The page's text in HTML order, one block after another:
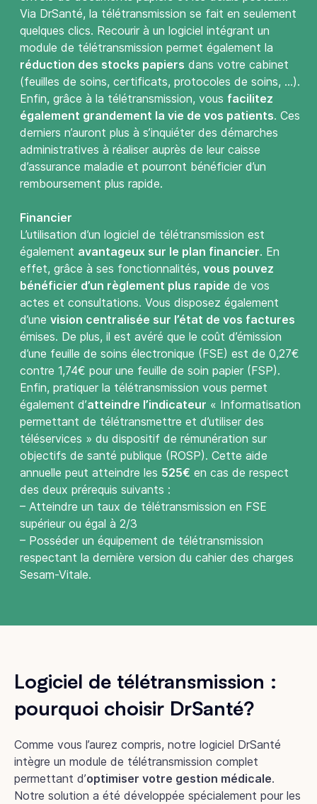
Via DrSanté, la télétransmission se fait en seulement
quelques clics. Recourir à un logiciel intégrant un
module de télétransmission permet également la
réduction des stocks papiers dans votre cabinet
(feuilles de soins, certificats, protocoles de soins, …).
Enfin, grâce à la télétransmission, vous facilitez
également grandement la vie de vos patients. Ces
derniers n’auront plus à s’inquiéter des démarches
administratives à réaliser auprès de leur caisse
d’assurance maladie et pourront bénéficier d’un
remboursement plus rapide.
Financier
L’utilisation d’un logiciel de télétransmission est
également avantageux sur le plan financier. En
effet, grâce à ses fonctionnalités,vous pouvez
bénéficier d’un règlement plus rapide de vos
actes et consultations. Vous disposez également
d’unevision centralisée sur l’état de vos factures
émises. De plus, il est avéré que le coût d’émission
d’une feuille de soins électronique (FSE) est de 0,27€
contre 1,74€ pour une feuille de soin papier (FSP).
Enfin, pratiquer la télétransmission vous permet
également d’atteindre l’indicateur « Informatisation
permettant de télétransmettre et d’utiliser des
téléservices » du dispositif de rémunération sur
objectifs de santé publique (ROSP). Cette aide
annuelle peut atteindre les 525€ en cas de respect
des deux prérequis suivants :
– Atteindre un taux de télétransmission en FSE
supérieur ou égal à 2/3
– Posséder un équipement de télétransmission
respectant la dernière version du cahier des charges
Sesam-Vitale.
Logiciel de télétransmission :
pourquoi choisir DrSanté?
Comme vous l’aurez compris, notre logiciel DrSanté
intègre un module de télétransmission complet
permettant d’optimiser votre gestion médicale.
Notre solution a été développée spécialement pour les